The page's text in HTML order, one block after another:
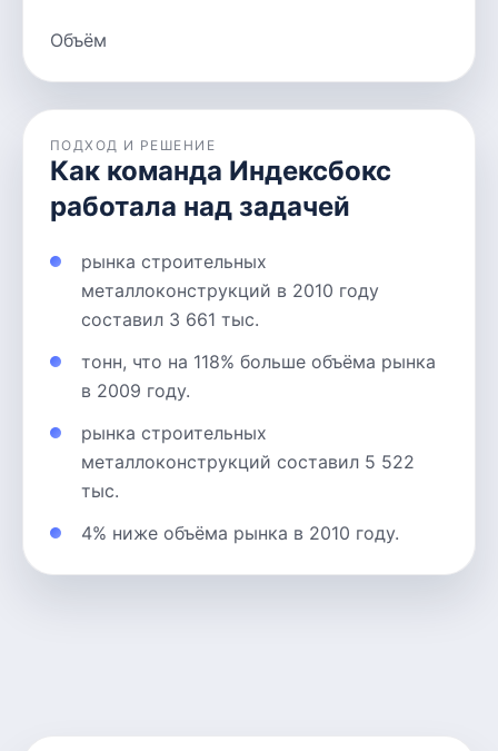
Объём
ПОДХОД И РЕШЕНИЕ
Как команда Индексбокс
работала над задачей
рынка строительных
металлоконструкций в 2010 году
составил 3 661 тыс.
тонн, что на 118% больше объёма рынка
в 2009 году.
рынка строительных
металлоконструкций составил 5 522
тыс.
4% ниже объёма рынка в 2010 году.